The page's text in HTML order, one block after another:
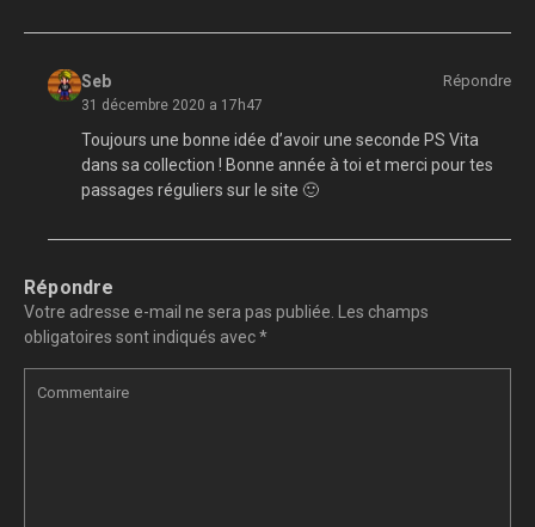
Seb
31 décembre 2020 a 17h47
Répondre
Toujours une bonne idée d’avoir une seconde PS Vita
dans sa collection ! Bonne année à toi et merci pour tes
passages réguliers sur le site 🙂
Répondre
Votre adresse e-mail ne sera pas publiée. Les champs
obligatoires sont indiqués avec*